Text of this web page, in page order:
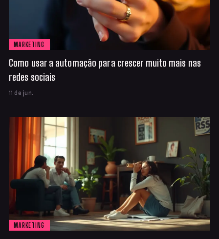
MARKETING
Como usar a automação para crescer muito mais nas
redes sociais
11 de jun.
MARKETING